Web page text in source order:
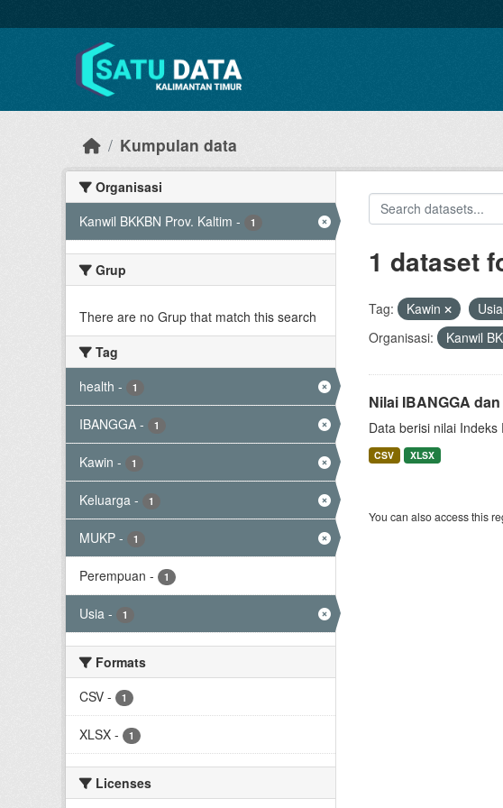
Kumpulan data
Organisasi
Kanwil BKKBN Prov. Kaltim - 1
Grup
There are no Grup that match this search
Tag
health - 1
IBANGGA - 1
Kawin - 1
Keluarga - 1
MUKP - 1
Perempuan - 1
Usia - 1
Formats
CSV - 1
XLSX - 1
Licenses
1 dataset
Tag: Kawin Usia
Organisasi:
Kanwil
Nilai IBANGGA
Data berisi nilai
CSV XLSX
You can also access this